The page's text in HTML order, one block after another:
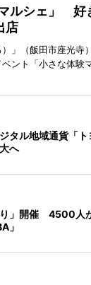
ルシェ」 好
店
」（飯田市座光寺
ント「小さな体験
タル地域通貨「
へ
り」開催 4500人
」